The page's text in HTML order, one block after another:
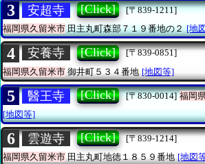
3 安超寺 [Click]
[〒839-1211]
福岡県久留米市田主丸町森部７１９番地の２ [地
4 安養寺 [Click]
[〒839-0851]
福岡県久留米市 御井町５３４番地 [地図等]
5 醫王寺 [Click] [〒830-0014] 福岡
[地図等]
6 雲遊寺 [Click]
[〒839-1214]
福岡県久留米市田主丸町地徳１８５９番地 [地図